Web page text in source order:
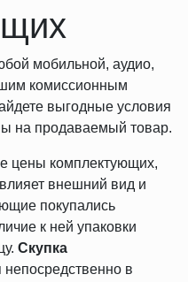
мобильной, аудио,
комиссионным
выгодные условия
на продаваемый товар.
цены комплектующих,
внешний вид и
покупались
к ней упаковки
Скупка
непосредственно в